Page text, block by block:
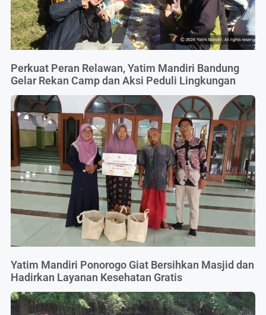
Perkuat Peran Relawan, Yatim Mandiri Bandung
Gelar Rekan Camp dan Aksi Peduli Lingkungan
Yatim Mandiri Ponorogo Giat Bersihkan Masjid dan
Hadirkan Layanan Kesehatan Gratis